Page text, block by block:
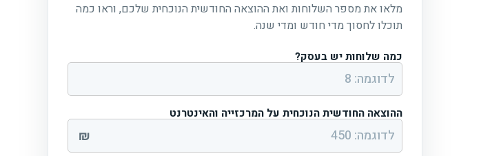
מלאו את מספר השלוחות ואת ההוצאה החודשית הנוכחית שלכם, וראו כמה
תוכלו לחסוך מדי חודש ומדי שנה.
כמה שלוחות יש בעסק?
ההוצאה החודשית הנוכחית על המרכזייה והאינטרנט
₪